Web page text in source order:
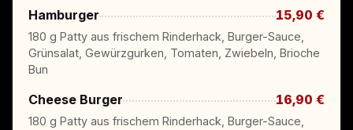
Hamburger 15,90 €
180 g Patty aus frischem Rinderhack, Burger-Sauce,
Grünsalat, Gewürzgurken, Tomaten, Zwiebeln, Brioche
Bun
Cheese Burger 16,90 €
180 g Patty aus frischem Rinderhack, Burger-Sauce,